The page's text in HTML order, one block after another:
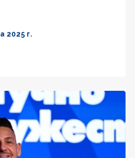
2025 г.